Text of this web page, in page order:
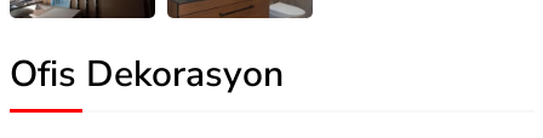
Ofis Dekorasyon